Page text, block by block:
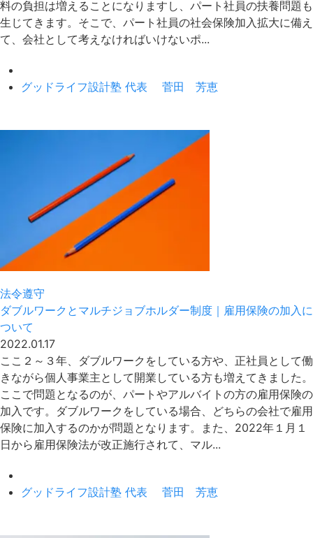
料の負担は増えることになりますし、パート社員の扶養問題も
生じてきます。そこで、パート社員の社会保険加入拡大に備え
て、会社として考えなければいけないポ...
グッドライフ設計塾 代表 菅田 芳恵
法令遵守
ダブルワークとマルチジョブホルダー制度｜雇用保険の加入に
ついて
2022.01.17
ここ２～３年、ダブルワークをしている方や、正社員として働
きながら個人事業主として開業している方も増えてきました。
ここで問題となるのが、パートやアルバイトの方の雇用保険の
加入です。ダブルワークをしている場合、どちらの会社で雇用
保険に加入するのかが問題となります。また、2022年１月１
日から雇用保険法が改正施行されて、マル...
グッドライフ設計塾 代表 菅田 芳恵